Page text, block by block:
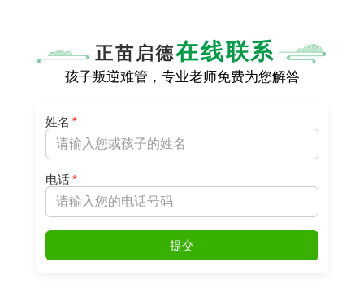
正苗启德在线联系
孩子叛逆难管，专业老师免费为您解答
姓名 *
电话*
提交